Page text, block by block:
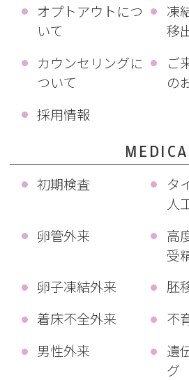
オプトアウトにつ
いて
凍
移
カウンセリングに
ついて
ご
の
採用情報
初期検査
タ
人
卵管外来
高
受
卵子凍結外来
胚
着床不全外来
不
男性外来
遺
グ